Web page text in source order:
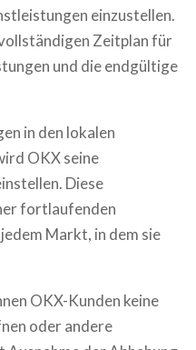
einzustellen.
Zeitplan für
und die endgültige
in den lokalen
OKX seine
Diese
fortlaufenden
Markt, in dem sie
OKX-Kunden keine
oder andere